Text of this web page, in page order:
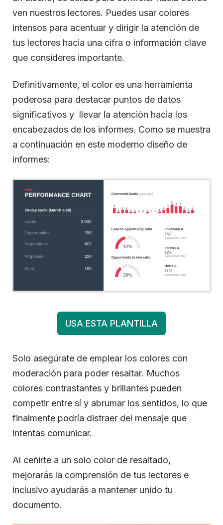
ven nuestros lectores. Puedes usar colores
intensos para acentuar y dirigir la atención de
tus lectores hacia una cifra o información clave
que consideres importante.
Definitivamente, el color es una herramienta
poderosa para destacar puntos de datos
significativos y llevar la atención hacia los
encabezados de los informes. Como se muestra
a continuación en este moderno diseño de
informes:
USA ESTA PLANTILLA
Solo asegúrate de emplear los colores con
moderación para poder resaltar. Muchos
colores contrastantes y brillantes pueden
competir entre sí y abrumar los sentidos, lo que
finalmente podría distraer del mensaje que
intentas comunicar.
Al ceñirte a un solo color de resaltado,
mejorarás la comprensión de tus lectores e
inclusivo ayudarás a mantener unido tu
documento.